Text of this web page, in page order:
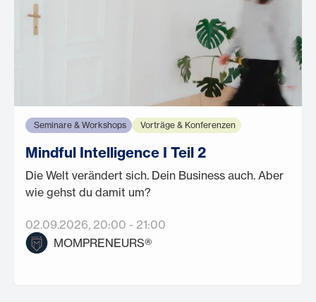
Seminare & Workshops Vorträge & Konferenzen
Mindful Intelligence I Teil 2
Die Welt verändert sich. Dein Business auch. Aber
wie gehst du damit um?
02.09.2026, 20:00 - 21:00
MOMPRENEURS®